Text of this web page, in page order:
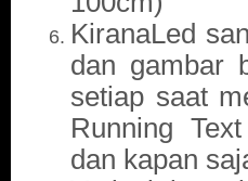
KiranaLed
dan gambar
setiap saat
Running
dan kapan